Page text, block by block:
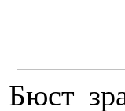
Бюст